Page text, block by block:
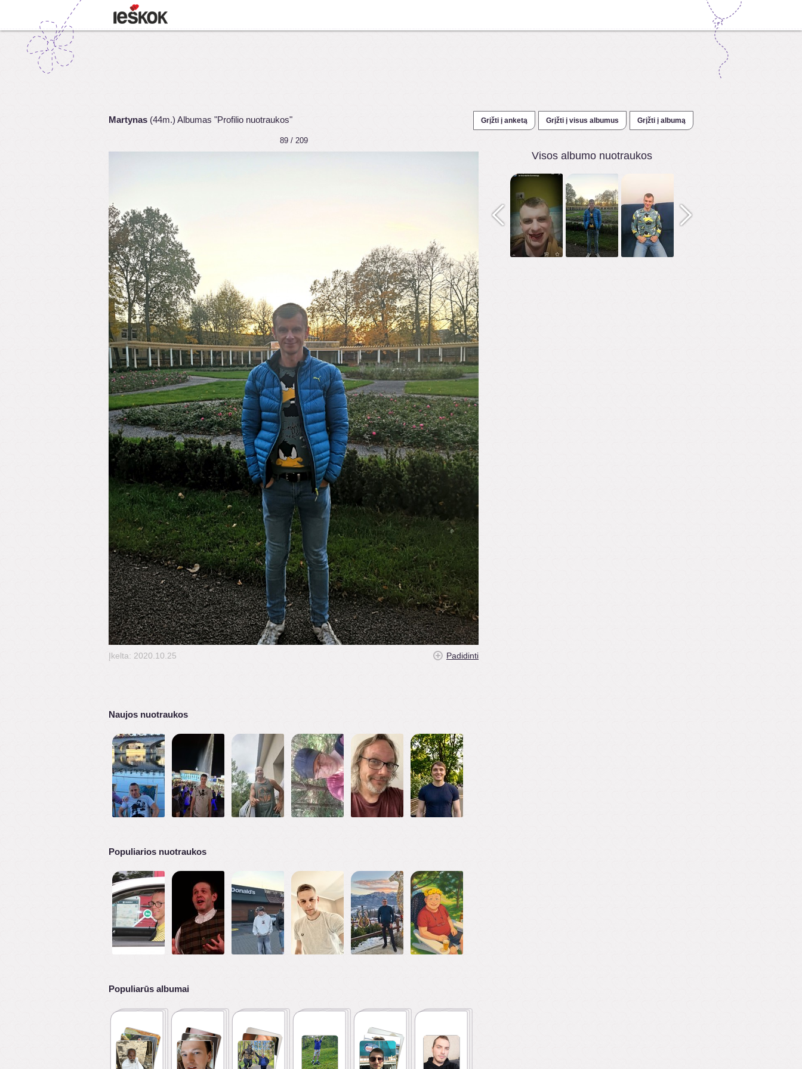
Martynas (44m.) Albumas "Profilio nuotraukos" Grįžti į anketą Grįžti į visus albumus Grįžti į albumą
89 / 209
Įkelta: 2020.10.25 Padidinti
Naujos nuotraukos
Populiarios nuotraukos
Populiarūs albumai
Visos albumo nuotraukos